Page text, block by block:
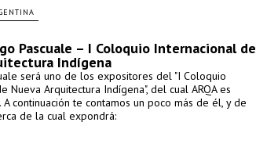
Pascuale – I Coloquio Internacional de
Indígena
será uno de los expositores del "I Coloquio
Nueva Arquitectura Indígena", del cual ARQA es
continuación te contamos un poco más de él, y de
de la cual expondrá: